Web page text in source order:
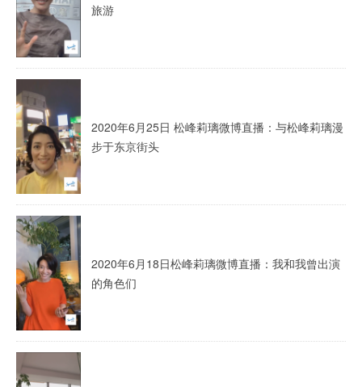
旅游
2020年6月25日 松峰莉璃微博直播：与松峰莉璃漫
步于东京街头
2020年6月18日松峰莉璃微博直播：我和我曾出演
的角色们